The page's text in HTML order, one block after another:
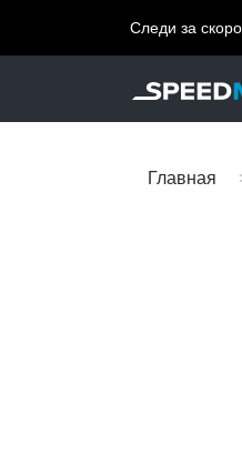
Следи за
Главная